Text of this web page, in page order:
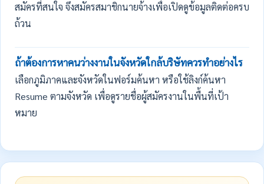
สมัครที่สนใจ จึงสมัครสมาชิกนายจ้างเพื่อเปิดดูข้อมูลติดต่อครบ
ถ้วน
ถ้าต้องการหาคนว่างงานในจังหวัดใกล้บริษัทควรทำอย่างไร
เลือกภูมิภาคและจังหวัดในฟอร์มค้นหา หรือใช้ลิงก์ค้นหา
Resume ตามจังหวัด เพื่อดูรายชื่อผู้สมัครงานในพื้นที่เป้า
หมาย